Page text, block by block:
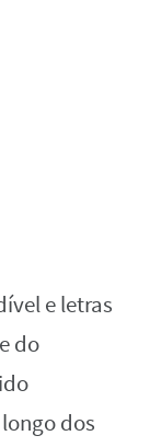
e letras
do
dos